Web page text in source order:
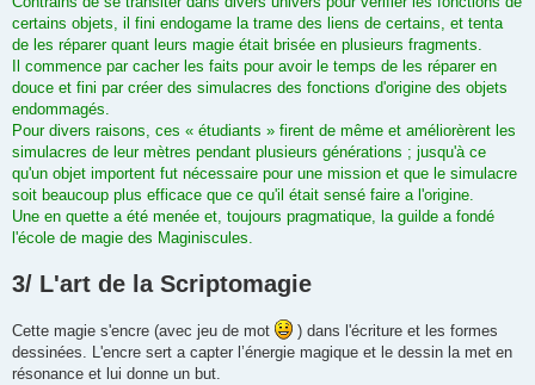
certains objets, il fini endogame la trame des liens de certains, et tenta
de les réparer quant leurs magie était brisée en plusieurs fragments.
Il commence par cacher les faits pour avoir le temps de les réparer en
douce et fini par créer des simulacres des fonctions d'origine des objets
endommagés.
Pour divers raisons, ces « étudiants » firent de même et améliorèrent les
simulacres de leur mètres pendant plusieurs générations ; jusqu'à ce
qu'un objet importent fut nécessaire pour une mission et que le simulacre
soit beaucoup plus efficace que ce qu'il était sensé faire a l'origine.
Une en quette a été menée et, toujours pragmatique, la guilde a fondé
l'école de magie des Maginiscules.
3/ L'art de la Scriptomagie
Cette magie s'encre (avec jeu de mot
) dans l'écriture et les formes
dessinées. L'encre sert a capter l’énergie magique et le dessin la met en
résonance et lui donne un but.